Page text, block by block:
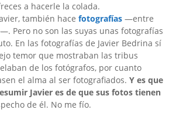
a hacerle la colada.
también hace fotografías —entre
Pero no son las suyas unas fotografías
En las fotografías de Javier Bedrina sí
temor que mostraban las tribus
de los fotógrafos, por cuanto
el alma al ser fotografiados. Y es que
Javier es de que sus fotos tienen
de él. No me fío.